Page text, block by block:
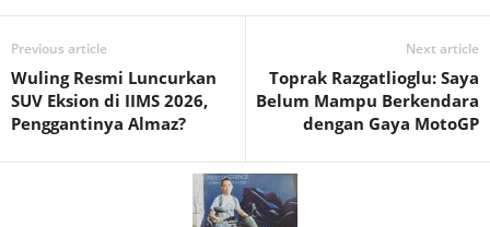
Previous article
Wuling Resmi Luncurkan
SUV Eksion di IIMS 2026,
Penggantinya Almaz?
Next article
Toprak Razgatlioglu: Saya
Belum Mampu Berkendara
dengan Gaya MotoGP